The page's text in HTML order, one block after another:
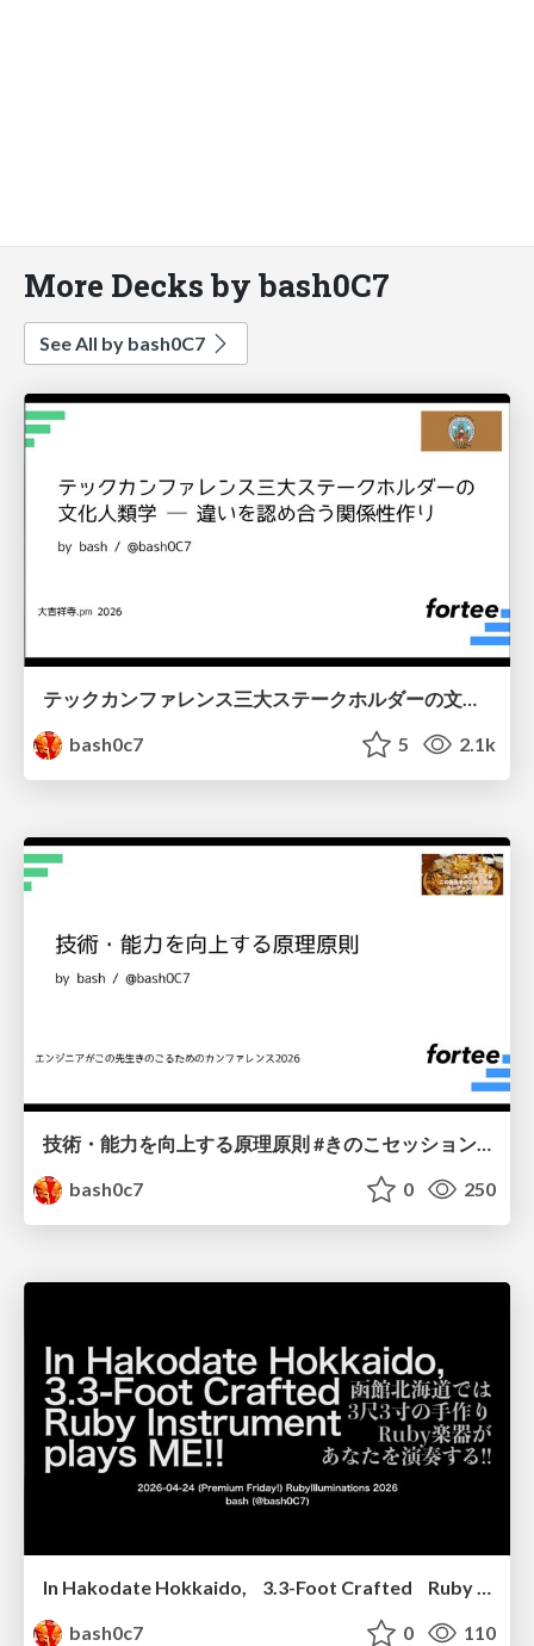
More Decks by bash0C7
See All by bash0C7
テックカンファレンス三大ステークホルダーの文化人類学 ─ 違いを認め合う関係性作り
bash0c7
5 2.1k
bash0c7
0 250
In Hakodate Hokkaido, 3.3-Foot Crafted Ruby Instrument plays ME!! #rubyilluminations #rubykaigi
bash0c7
0 110